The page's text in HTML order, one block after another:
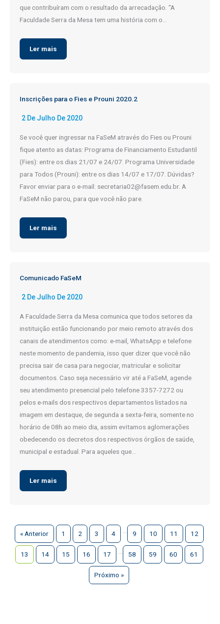
que contribuíram com o resultado da arrecadação. “A
Faculdade Serra da Mesa tem uma história com o…
Ler mais
Inscrições para o Fies e Prouni 2020.2
2 De Julho De 2020
Se você quer ingressar na FaSeM através do Fies ou Prouni
fique atento as datas: Programa de Financiamento Estudantil
(Fies): entre os dias 21/07 e 24/07. Programa Universidade
para Todos (Prouni): entre os dias 14/07 e 17/07. Dúvidas?
Favor enviar para o e-mail: secretaria02@fasem.edu.br. A
FaSeM não parou, para que você não pare.
Ler mais
Comunicado FaSeM
2 De Julho De 2020
A Faculdade Serra da Mesa comunica que todos setores da
instituição estão funcionando por meio remoto através dos
canais de atendimentos como: e-mail, WhatsApp e telefone
neste momento de pandemia, isso quer dizer que você não
precisa sair de casa para negociar, matricular e solicitar
documentos. Caso seja necessário vir até a FaSeM, agende
seu atendimento presencial pelo telefone 3357-7272 ou
pelos e-mails dos respectivos departamentos listados na
imagem em destaque, de segunda a sexta-feira, somente no
horário de 08h ao meio dia, assim evitamos aglomerações
obedecendo os decretos dos respectivos órgãos de saúde,
municipal e estadual. Para aqueles que…
Ler mais
« Anterior 1 2 3 4 … 9 10 11 12
13 14 15 16 17 … 58 59 60 61
Próximo »